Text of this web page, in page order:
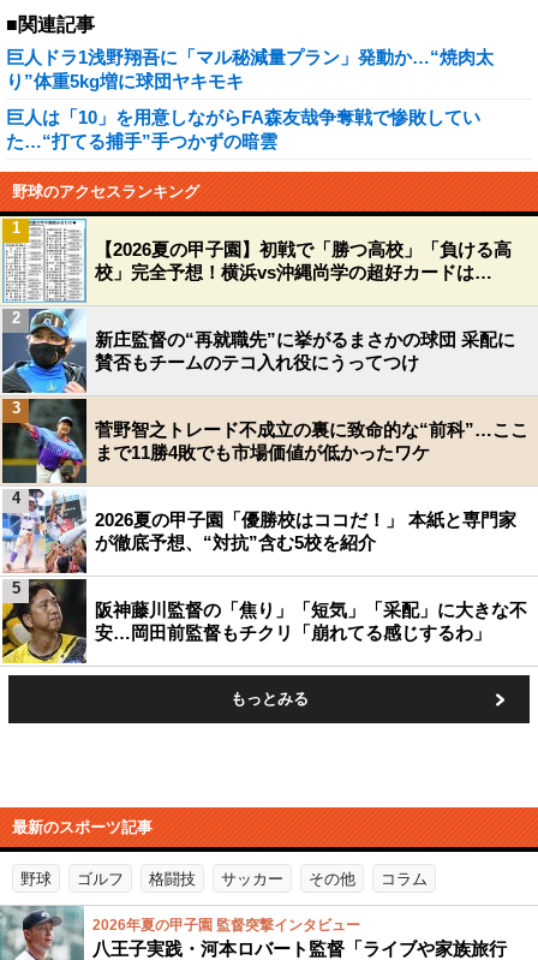
■関連記事
巨人ドラ1浅野翔吾に「マル秘減量プラン」発動か…“焼肉太
り”体重5kg増に球団ヤキモキ
巨人は「10」を用意しながらFA森友哉争奪戦で惨敗してい
た…“打てる捕手”手つかずの暗雲
野球のアクセスランキング
【2026夏の甲子園】初戦で「勝つ高校」「負ける高
校」完全予想！横浜vs沖縄尚学の超好カードは…
1
新庄監督の“再就職先”に挙がるまさかの球団 采配に
賛否もチームのテコ入れ役にうってつけ
2
菅野智之トレード不成立の裏に致命的な“前科”…ここ
まで11勝4敗でも市場価値が低かったワケ
3
2026夏の甲子園「優勝校はココだ！」 本紙と専門家
が徹底予想、“対抗”含む5校を紹介
4
阪神藤川監督の「焦り」「短気」「采配」に大きな不
安…岡田前監督もチクリ「崩れてる感じするわ」
5
もっとみる
最新のスポーツ記事
野球 ゴルフ 格闘技 サッカー その他 コラム
2026年夏の甲子園 監督突撃インタビュー
八王子実践・河本ロバート監督「ライブや家族旅行